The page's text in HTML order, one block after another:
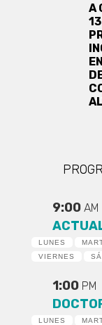
A
9:00 AM
LUNES
VIERNES
1:00 PM
LUNES